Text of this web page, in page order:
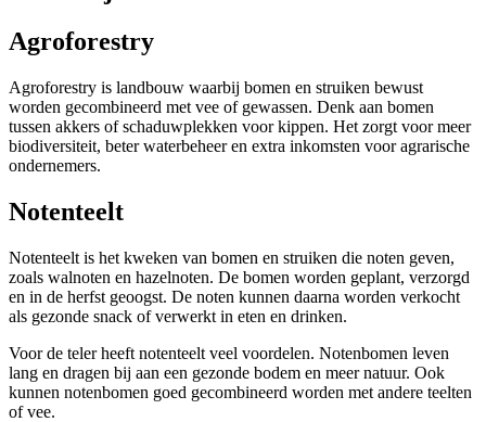
Agroforestry
Agroforestry is landbouw waarbij bomen en struiken bewust
worden gecombineerd met vee of gewassen. Denk aan bomen
tussen akkers of schaduwplekken voor kippen. Het zorgt voor meer
biodiversiteit, beter waterbeheer en extra inkomsten voor agrarische
ondernemers.
Notenteelt
Notenteelt is het kweken van bomen en struiken die noten geven,
zoals walnoten en hazelnoten. De bomen worden geplant, verzorgd
en in de herfst geoogst. De noten kunnen daarna worden verkocht
als gezonde snack of verwerkt in eten en drinken.
Voor de teler heeft notenteelt veel voordelen. Notenbomen leven
lang en dragen bij aan een gezonde bodem en meer natuur. Ook
kunnen notenbomen goed gecombineerd worden met andere teelten
of vee.